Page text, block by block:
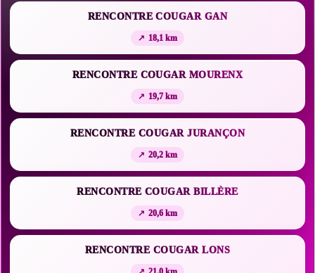
RENCONTRE COUGAR GAN
18,1 km
RENCONTRE COUGAR MOURENX
19,7 km
RENCONTRE COUGAR JURANÇON
20,2 km
RENCONTRE COUGAR BILLÈRE
20,6 km
RENCONTRE COUGAR LONS